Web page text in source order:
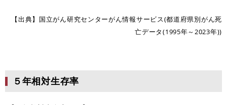
【出典】国立がん研究センターがん情報サービス(都道府県別がん死
亡データ(1995年～2023年))
５年相対生存率